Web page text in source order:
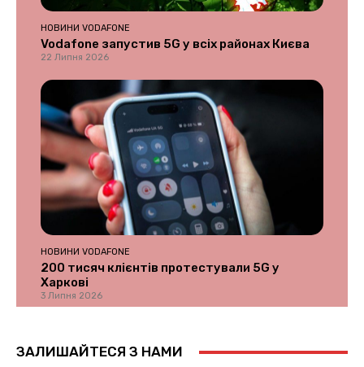
НОВИНИ VODAFONE
Vodafone запустив 5G у всіх районах Києва
22 Липня 2026
НОВИНИ VODAFONE
200 тисяч клієнтів протестували 5G у
Харкові
3 Липня 2026
ЗАЛИШАЙТЕСЯ З НАМИ